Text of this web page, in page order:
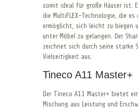
somit ideal für große Häuser ist.
die MultiFLEX-Technologie, die es
ermöglicht, sich leicht zu biegen
unter Möbel zu gelangen. Der
zeichnet sich durch seine starke
Vielseitigkeit aus.
Tineco A11 Master+
Der Tineco A11 Master+ bietet
Mischung aus Leistung und